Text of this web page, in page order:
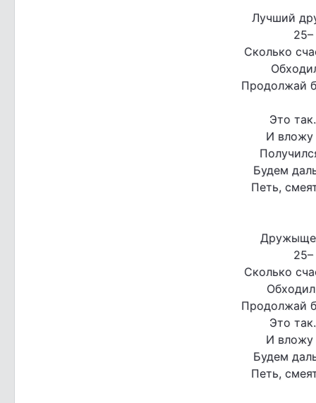
Лучший
Сколько
Продолжай
Это
И вложу
Будем
Петь,
Сколько
Продолжай
Это
И вложу
Будем
Петь,